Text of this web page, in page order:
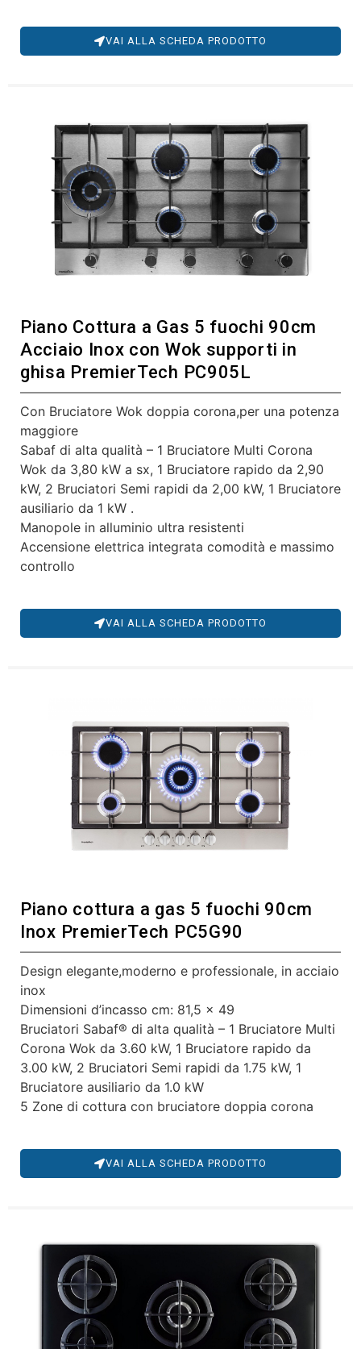
VAI ALLA SCHEDA PRODOTTO
Piano Cottura a Gas 5 fuochi 90cm
Acciaio Inox con Wok supporti in
ghisa PremierTech PC905L
Con Bruciatore Wok doppia corona,per una potenza
maggiore
Sabaf di alta qualità – 1 Bruciatore Multi Corona
Wok da 3,80 kW a sx, 1 Bruciatore rapido da 2,90
kW, 2 Bruciatori Semi rapidi da 2,00 kW, 1 Bruciatore
ausiliario da 1 kW .
Manopole in alluminio ultra resistenti
Accensione elettrica integrata comodità e massimo
controllo
VAI ALLA SCHEDA PRODOTTO
Piano cottura a gas 5 fuochi 90cm
Inox PremierTech PC5G90
Design elegante,moderno e professionale, in acciaio
inox
Dimensioni d’incasso cm: 81,5 x 49
Bruciatori Sabaf® di alta qualità – 1 Bruciatore Multi
Corona Wok da 3.60 kW, 1 Bruciatore rapido da
3.00 kW, 2 Bruciatori Semi rapidi da 1.75 kW, 1
Bruciatore ausiliario da 1.0 kW
5 Zone di cottura con bruciatore doppia corona
VAI ALLA SCHEDA PRODOTTO